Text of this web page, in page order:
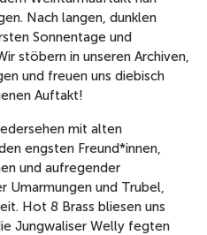
Nach langen, dunklen
Sonnentage und
stöbern in unseren Archiven,
und freuen uns diebisch
Auftakt!
mit alten
engsten Freund*innen,
und aufregender
Umarmungen und Trubel,
Hot 8 Brass bliesen uns
Jungwaliser Welly fegten